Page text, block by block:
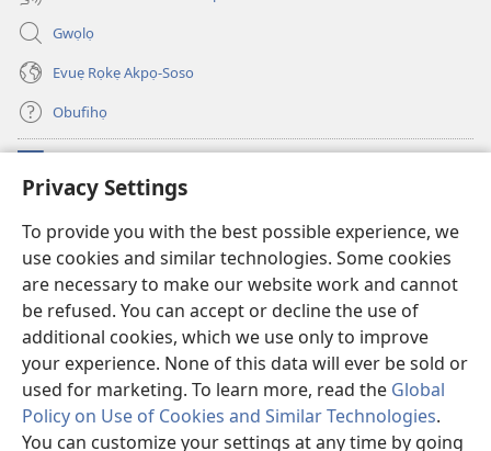
Privacy Settings
To provide you with the best possible experience, we
use cookies and similar technologies. Some cookies
are necessary to make our website work and cannot
be refused. You can accept or decline the use of
additional cookies, which we use only to improve
your experience. None of this data will ever be sold or
used for marketing. To learn more, read the Global
Policy on Use of Cookies and Similar Technologies.
You can customize your settings at any time by going
Gwọlọ
Evuẹ Rọkẹ Akpọ-Soso
Obufihọ
(opens
new
UWOU-EBE ITANẸTE orọ Watchtower
(opens
new
window)JW Hub
(opens
new
window)JW Library
Copyright© 2026 Watch Tower Bible and Tract Society of Pennsylvania.